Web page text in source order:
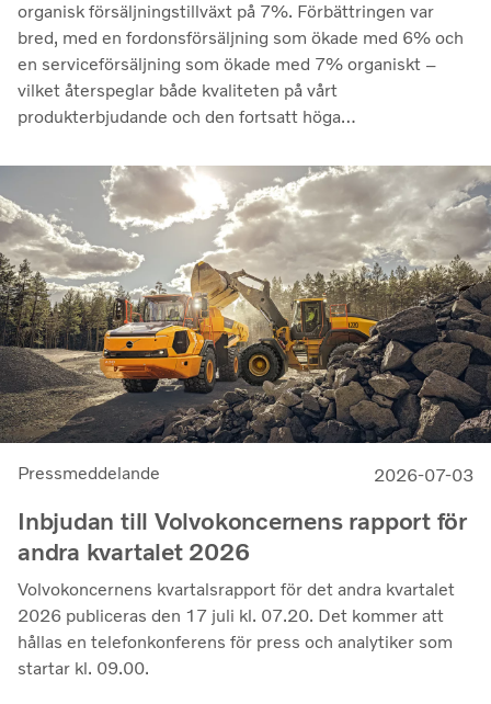
organisk försäljningstillväxt på 7%. Förbättringen var
bred, med en fordonsförsäljning som ökade med 6% och
en serviceförsäljning som ökade med 7% organiskt –
vilket återspeglar både kvaliteten på vårt
produkterbjudande och den fortsatt höga
marknader. Lönsamheten nådde sin högsta nivå under de
senaste kvartalen. Det justerade rörelseresultatet steg
till 14,8 miljarder kronor (13,5), med en justerad
rörelsemarginal på 11,7%, upp från 11,0% under andra
kvartalet 2025, en utveckling som visar vår förmåga att
generera bra resultat genom konjunkturcykeln”, säger
Martin Lundstedt, vd och koncernchef.
Pressmeddelande 2026-07-03
Inbjudan till Volvokoncernens rapport för
andra kvartalet 2026
Volvokoncernens kvartalsrapport för det andra kvartalet
2026 publiceras den 17 juli kl. 07.20. Det kommer att
hållas en telefonkonferens för press och analytiker som
startar kl. 09.00.